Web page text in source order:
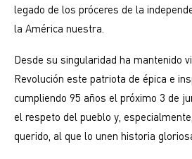
legado de los próceres de la
la América nuestra.
Desde su singularidad ha mantenido
Revolución este patriota de épica e
cumpliendo 95 años el próximo 3 de
el respeto del pueblo y,
querido, al que lo unen historia